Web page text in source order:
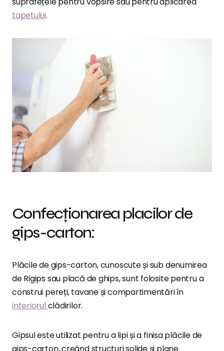
tapetului.
Confecționarea placilor de
gips-carton:
Plăcile de gips-carton, cunoscute și sub denumirea
de Rigips sau placă de ghips, sunt folosite pentru a
construi pereți, tavane și compartimentări în
interiorul clădirilor.
Gipsul este utilizat pentru a lipi și a finisa plăcile de